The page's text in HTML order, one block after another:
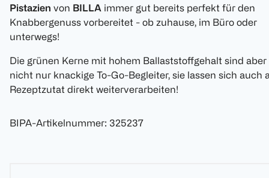
Pistazien von BILLA immer gut bereits perfekt für den
Knabbergenuss vorbereitet - ob zuhause, im Büro oder
unterwegs!
Die grünen Kerne mit hohem Ballaststoffgehalt sind aber
nicht nur knackige To-Go-Begleiter, sie lassen sich auch
Rezeptzutat direkt weiterverarbeiten!
BIPA-Artikelnummer: 325237